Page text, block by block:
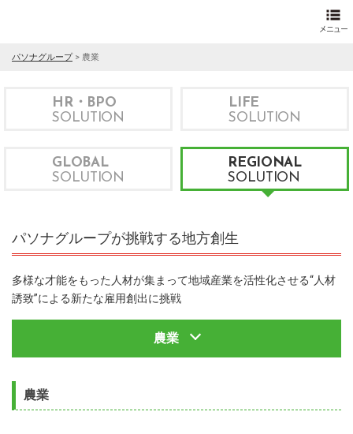
パソナグループ> 農業
HR・BPO
SOLUTION
LIFE
SOLUTION
GLOBAL
SOLUTION
REGIONAL
SOLUTION
パソナグループが挑戦する地方創生
多様な才能をもった人材が集まって地域産業を活性化させる“人材
誘致”による新たな雇用創出に挑戦
農業
農業